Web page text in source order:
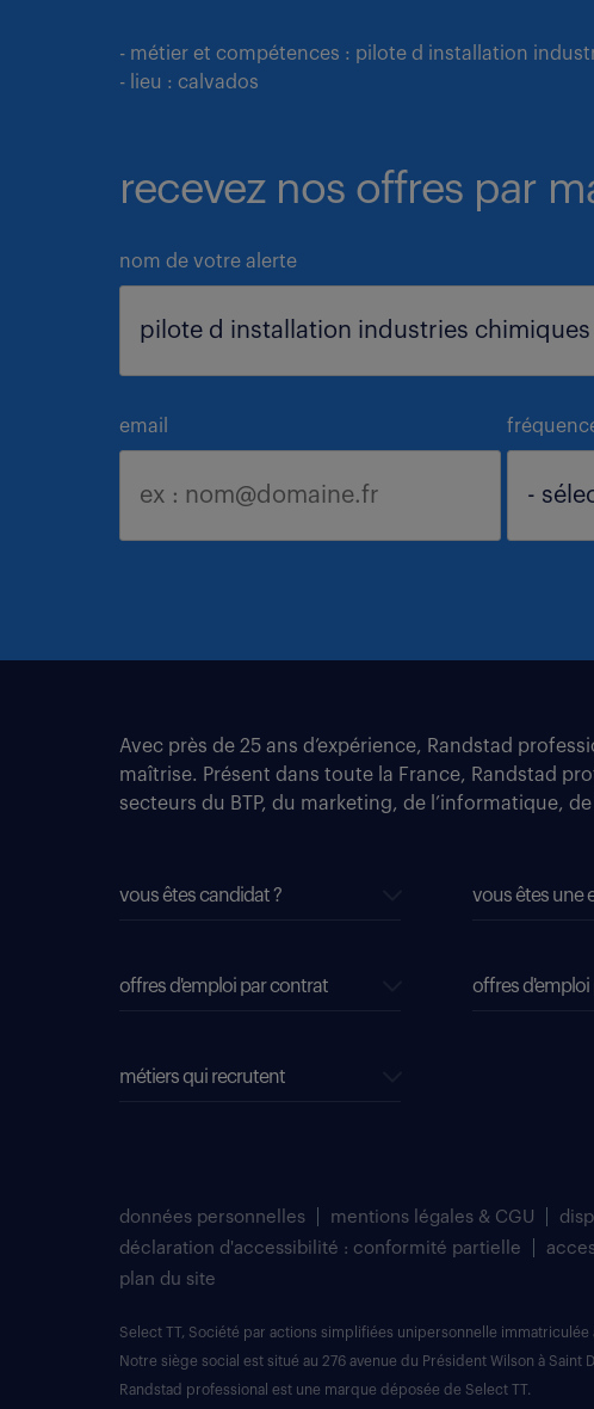
- métier et compétences : pilote d installation
- lieu : calvados
recevez nos offres par
nom de votre alerte
email
Avec près de 25 ans d’expérience, Randstad
maîtrise. Présent dans toute la France, Randstad
secteurs du BTP, du marketing, de l’informatique,
vous êtes candidat ? vous êtes une
offres d'emploi par contrat offres d'emploi
métiers qui recrutent
données personnelles mentions légales & CGU
déclaration d'accessibilité : conformité partielle
plan du site
Select TT, Société par actions simplifiées unipersonnelle
Notre siège social est situé au 276 avenue du Président Wilson à Saint
Randstad professional est une marque déposée de Select TT.